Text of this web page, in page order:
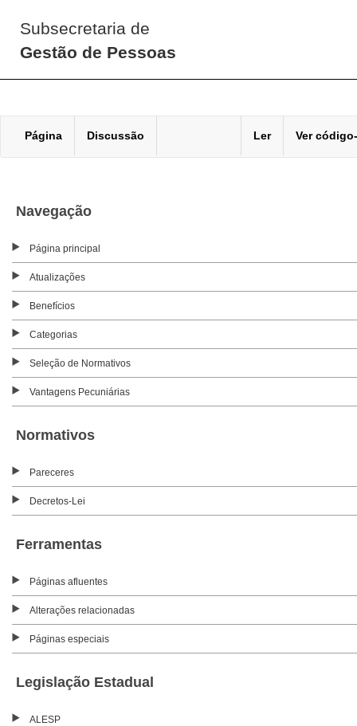
Subsecretaria de
Gestão de Pessoas
Página Discussão Ler Ver
Navegação
Página principal
Atualizações
Benefícios
Categorias
Seleção de Normativos
Vantagens Pecuniárias
Normativos
Pareceres
Decretos-Lei
Ferramentas
Páginas afluentes
Alterações relacionadas
Páginas especiais
Legislação Estadual
ALESP